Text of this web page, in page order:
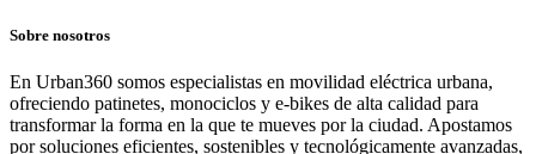
Sobre nosotros
En Urban360 somos especialistas en movilidad eléctrica urbana,
ofreciendo patinetes, monociclos y e-bikes de alta calidad para
transformar la forma en la que te mueves por la ciudad. Apostamos
por soluciones eficientes, sostenibles y tecnológicamente avanzadas,